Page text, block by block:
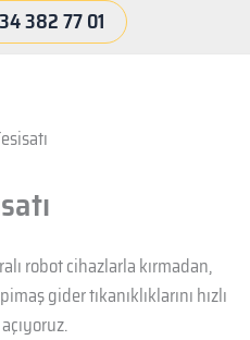
382 77 01
robot cihazlarla kırmadan,
gider tıkanıklıklarını hızlı